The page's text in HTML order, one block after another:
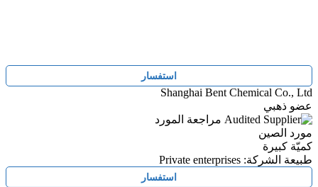
استفسار
Shanghai Bent Chemical Co., Ltd
عضو ذهبي
مراجعة المورد
مورد الصين
كميّة كبيرة
طبيعة الشركة: Private enterprises
استفسار